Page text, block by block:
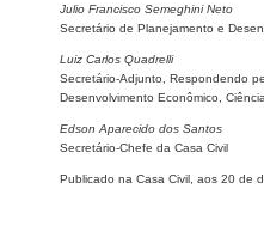
Julio Francisco Semeghini Neto
Secretário de Planejamento e
Luiz Carlos Quadrelli
Secretário-Adjunto, Respondendo
Desenvolvimento Econômico,
Edson Aparecido dos Santos
Secretário-Chefe da Casa Civil
Publicado na Casa Civil, aos 20 de